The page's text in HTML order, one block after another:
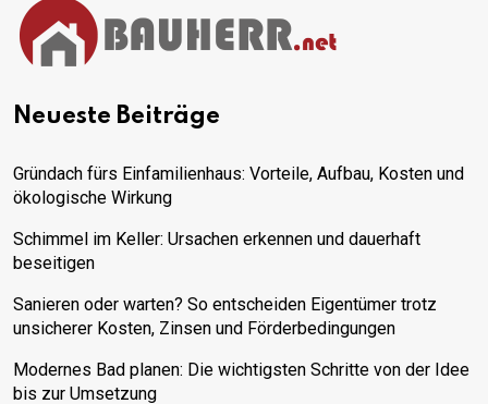
Neueste Beiträge
Gründach fürs Einfamilienhaus: Vorteile, Aufbau, Kosten und
ökologische Wirkung
Schimmel im Keller: Ursachen erkennen und dauerhaft
beseitigen
Sanieren oder warten? So entscheiden Eigentümer trotz
unsicherer Kosten, Zinsen und Förderbedingungen
Modernes Bad planen: Die wichtigsten Schritte von der Idee
bis zur Umsetzung